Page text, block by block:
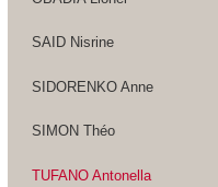
SAID Nisrine
SIDORENKO Anne
SIMON Théo
TUFANO Antonella